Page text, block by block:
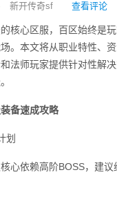
新开传奇sf 查看评论
核心区服，百区始终是
。本文将从职业特性、
法师玩家提供针对性解
备速成攻略
划
心依赖高阶BOSS，建